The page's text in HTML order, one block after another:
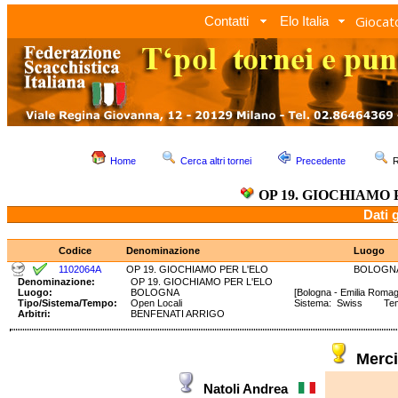
Contatti Elo Italia
Home Cerca altri tornei Precedente
OP 19. GIOCHIAMO
Dati
Codice Denominazione
Luogo
1102064A
OP 19. GIOCHIAMO PER L'ELO
Denominazione:
OP 19. GIOCHIAMO PER L'ELO
Luogo:
BOLOGNA
[Bologna - Emilia
Tipo/Sistema/Tempo:
Open Locali
Sistema: Swiss
Arbitri:
BENFENATI ARRIGO
Natoli Andrea